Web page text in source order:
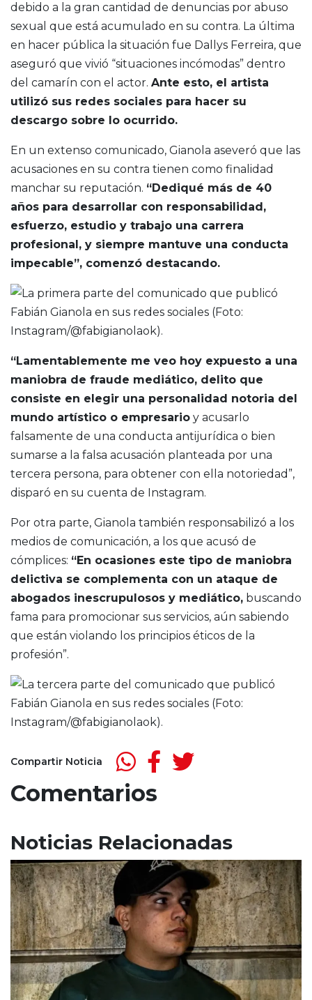
debido a la gran cantidad de denuncias por abuso
sexual que está acumulado en su contra. La última
en hacer pública la situación fue Dallys Ferreira, que
aseguró que vivió “situaciones incómodas” dentro
del camarín con el actor. Ante esto, el artista
utilizó sus redes sociales para hacer su
descargo sobre lo ocurrido.
En un extenso comunicado, Gianola aseveró que las
acusaciones en su contra tienen como finalidad
manchar su reputación. “Dediqué más de 40
años para desarrollar con responsabilidad,
esfuerzo, estudio y trabajo una carrera
profesional, y siempre mantuve una conducta
impecable”, comenzó destacando.
“Lamentablemente me veo hoy expuesto a una
maniobra de fraude mediático, delito que
consiste en elegir una personalidad notoria del
mundo artístico o empresario y acusarlo
falsamente de una conducta antijurídica o bien
sumarse a la falsa acusación planteada por una
tercera persona, para obtener con ella notoriedad”,
disparó en su cuenta de Instagram.
Por otra parte, Gianola también responsabilizó a los
medios de comunicación, a los que acusó de
cómplices: “En ocasiones este tipo de maniobra
delictiva se complementa con un ataque de
abogados inescrupulosos y mediático, buscando
fama para promocionar sus servicios, aún sabiendo
que están violando los principios éticos de la
profesión”.
Compartir Noticia
Comentarios
Noticias Relacionadas